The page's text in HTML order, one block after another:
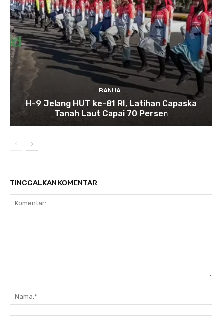
BANUA
H-9 Jelang HUT ke-81 RI, Latihan Capaska
Tanah Laut Capai 70 Persen
TINGGALKAN KOMENTAR